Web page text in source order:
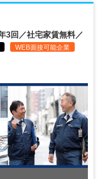
3回／社宅家賃無料／
WEB面接可能企業